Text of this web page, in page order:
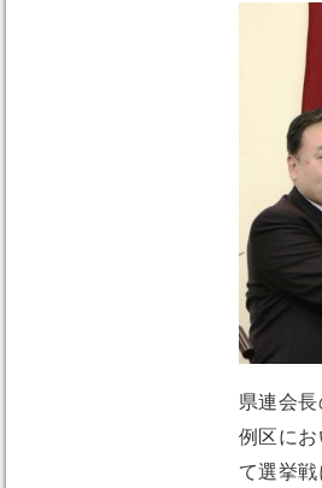
県連会
例区に
て選挙